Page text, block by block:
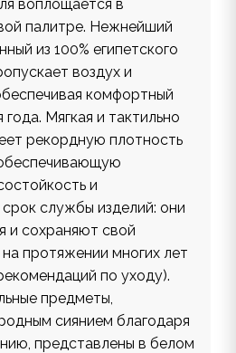
воплощается в
палитре. Нежнейший
из 100% египетского
воздух и
комфортный
Мягкая и тактильно
рекордную плотность
и
службы изделий: они
и сохраняют свой
протяжении многих лет
по уходу).
предметы,
сиянием благодаря
представлены в белом